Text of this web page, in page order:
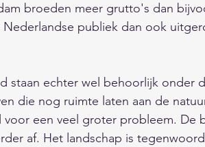
broeden meer grutto's dan
publiek dan ook
staan echter wel behoorlijk onder
die nog ruimte laten aan de
een veel groter probleem. De
af. Het landschap is